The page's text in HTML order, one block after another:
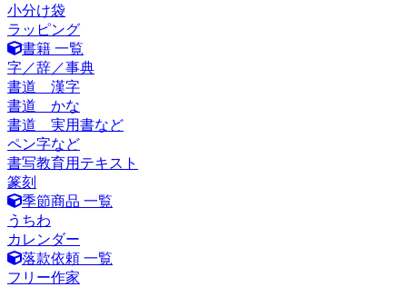
小分け袋
ラッピング
書籍 一覧
字／辞／事典
書道 漢字
書道 かな
書道 実用書など
ペン字など
書写教育用テキスト
篆刻
季節商品 一覧
うちわ
カレンダー
落款依頼 一覧
フリー作家